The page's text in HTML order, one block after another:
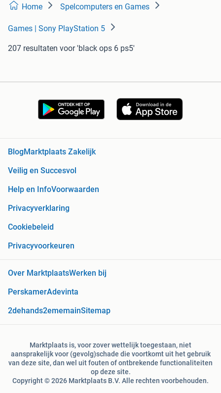
Home Spelcomputers en Games
Games | Sony PlayStation 5
207 resultaten voor 'black ops 6 ps5'
BlogMarktplaats Zakelijk
Veilig en Succesvol
Help en InfoVoorwaarden
Privacyverklaring
Cookiebeleid
Privacyvoorkeuren
Over MarktplaatsWerken bij
PerskamerAdevinta
2dehands2ememainSitemap
Marktplaats is, voor zover wettelijk toegestaan, niet
aansprakelijk voor (gevolg)schade die voortkomt uit het gebruik
van deze site, dan wel uit fouten of ontbrekende functionaliteiten
op deze site.
Copyright © 2026 Marktplaats B.V. Alle rechten voorbehouden.